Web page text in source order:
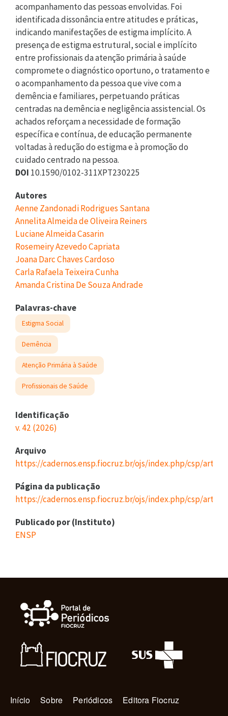
acompanhamento das pessoas envolvidas. Foi
identificada dissonância entre atitudes e práticas,
indicando manifestações de estigma implícito. A
presença de estigma estrutural, social e implícito
entre profissionais da atenção primária à saúde
compromete o diagnóstico oportuno, o tratamento e
o acompanhamento da pessoa que vive com a
demência e familiares, perpetuando práticas
centradas na demência e negligência assistencial. Os
achados reforçam a necessidade de formação
específica e contínua, de educação permanente
voltadas à redução do estigma e à promoção do
cuidado centrado na pessoa.
DOI 10.1590/0102-311XPT230225
Autores
Aenne Zandonadi Rodrigues Santana
Annelita Almeida de Oliveira Reiners
Luciane Almeida Casarin
Rosemeiry Azevedo Capriata
Joana Darc Chaves Cardoso
Carla Rafaela Teixeira Cunha
Amanda Cristina De Souza Andrade
Palavras-chave
Estigma Social
Demência
Atenção Primária à Saúde
Profissionais de Saúde
Identificação
v. 42 (2026)
Arquivo
https://cadernos.ensp.fiocruz.br/ojs/index.php/csp/
Página da publicação
https://cadernos.ensp.fiocruz.br/ojs/index.php/csp/
Publicado por (Instituto)
ENSP
Navegação principal
Início Sobre Periódicos
Editora Fiocruz